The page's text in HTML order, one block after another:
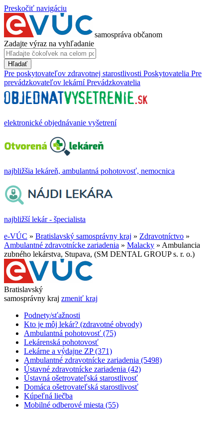
Preskočiť navigáciu
samospráva občanom
Zadajte výraz na vyhľadanie
Hľadať
Pre poskytovateľov zdravotnej starostlivosti Poskytovatelia Pre
prevádzkovateľov lekární Prevádzkovatelia
elektronické objednávanie vyšetrení
najbližšia lekáreň, ambulantná pohotovosť, nemocnica
najbližší lekár - špecialista
e-VÚC » Bratislavský samosprávny kraj » Zdravotníctvo »
Ambulantné zdravotnícke zariadenia » Malacky » Ambulancia
zubného lekárstva, Stupava, (SM DENTAL GROUP s. r. o.)
Bratislavský
samosprávny kraj zmeniť kraj
Podnety/sťažnosti
Kto je môj lekár? (zdravotné obvody)
Ambulantná pohotovosť (75)
Lekárenská pohotovosť
Lekárne a výdajne ZP (371)
Ambulantné zdravotnícke zariadenia (5498)
Ústavné zdravotnícke zariadenia (42)
Ústavná ošetrovateľská starostlivosť
Domáca ošetrovateľská starostlivosť
Kúpeľná liečba
Mobilné odberové miesta (55)